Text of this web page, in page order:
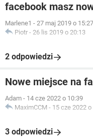
facebook masz
Marlene1 - 27 maj 2019 o 15:27
Piotr - 26 lis 2019 o 20:13
2 odpowiedzi
Nowe miejsce na
Adam - 14 cze 2022 o 10:39
MaximCCM - 15 cze 2022 o
3 odpowiedzi